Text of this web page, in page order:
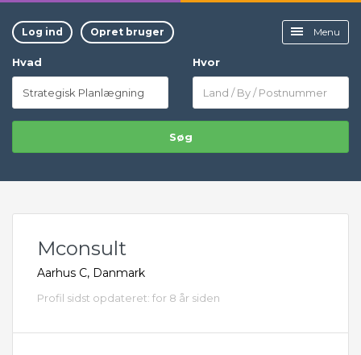
Log ind Opret bruger Menu
Hvad Hvor
Søg
Mconsult
Aarhus C, Danmark
Profil sidst opdateret: for 8 år siden